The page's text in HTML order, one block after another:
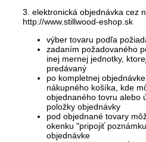
3. elektronická objednávka cez
http://www.stillwood-eshop.sk
výber tovaru podľa
zadaním požadovaného
inej mernej jednotky,
predávaný
po kompletnej
nákupného košíka, kde
objednaného tovru alebo
položky objednávky
pod objednané tovary
okenku "pripojiť
objednávke